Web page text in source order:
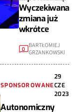
Wyczekiwana
zmiana już
wkrótce
0 BARTŁOMIEJ
GRZANKOWSKI
SPONSOROWANE
29
CZE
2023
Autonomiczny